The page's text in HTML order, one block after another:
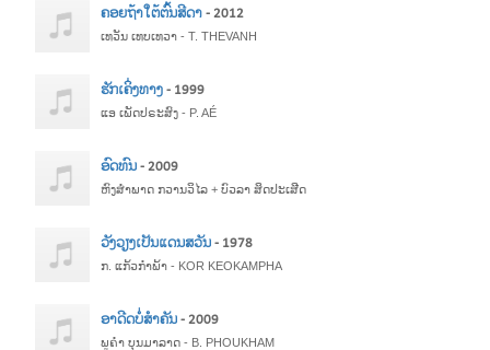
ຄອຍຖ້າໃຕ້ຕົ້ນສີດາ- 2012
ເທວັນ ເທບເທວາ - T. THEVANH
ຮັກເຄິ່ງທາງ- 1999
ແອ ເພັດ​ປ​ຣະ​ສົງ - P. AÉ
ອົດທົນ- 2009
ຫົງສຳພາດ ກວານວິໄລ + ບົວລາ ສິດປະເສີດ
ວັງວຽງເປັນແດນສວັນ- 1978
ກ. ແກ້ວກໍາພ້າ - KOR KEOKAMPHA
ອາດີດບໍ່ສຳຄັນ- 2009
ພູຄຳ ບຸນມາລາດ - B. PHOUKHAM